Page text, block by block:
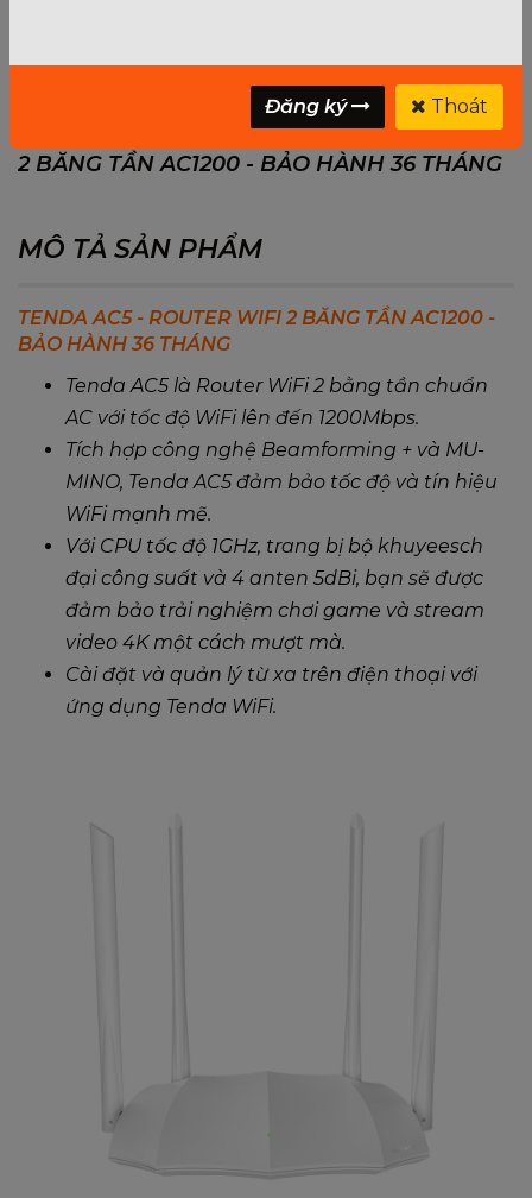
0 ĐÁNH GIÁ CHO TENDA AC5 - ROUTER WIFI
2 BĂNG TẦN AC1200 - BẢO HÀNH 36 THÁNG
MÔ TẢ SẢN PHẨM
TENDA AC5 - ROUTER WIFI 2 BĂNG TẦN AC1200 -
BẢO HÀNH 36 THÁNG
Tenda AC5 là Router WiFi 2 bằng tần chuẩn
AC với tốc độ WiFi lên đến 1200Mbps.
Tích hợp công nghệ Beamforming + và MU-
MINO, Tenda AC5 đảm bảo tốc độ và tín hiệu
WiFi mạnh mẽ.
Với CPU tốc độ 1GHz, trang bị bộ khuyeesch
đại công suất và 4 anten 5dBi, bạn sẽ được
đảm bảo trải nghiệm chơi game và stream
video 4K một cách mượt mà.
Cài đặt và quản lý từ xa trên điện thoại với
ứng dụng Tenda WiFi.
Đăng ký Thoát